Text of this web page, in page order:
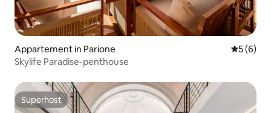
Appartement in Parione
5 (6)
Skylife Paradise-penthouse
Superhost
Superhost